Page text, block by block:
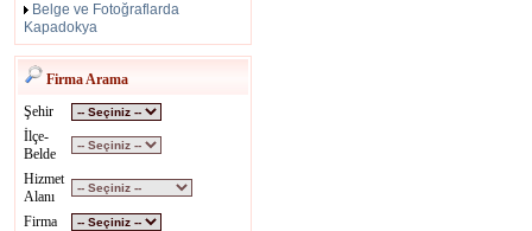
Belge ve Fotoğraflarda
Kapadokya
Firma Arama
Şehir
İlçe-
Belde
Hizmet
Alanı
Firma